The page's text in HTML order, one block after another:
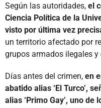
Según las autoridades, el
Ciencia Política de la
visto por última vez
un territorio afectado por
grupos armados ilegales y
Días antes del crimen, en
abatido alias ‘El Turco’,
alias ‘Primo Gay’, uno